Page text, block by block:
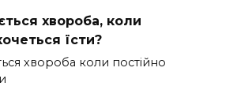
хвороба, коли
їсти?
хвороба коли постійно